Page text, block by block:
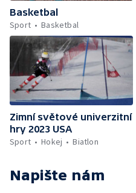
Basketbal
Sport
Basketbal
Zimní světové univerzitní
hry 2023 USA
Sport
Hokej Biatlon
Napište nám